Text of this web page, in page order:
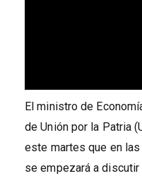
El ministro de
de Unión por la Patria
este martes que en
se empezará a discutir